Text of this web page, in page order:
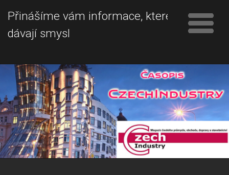
Přinášíme vám informace, které
dávají smysl